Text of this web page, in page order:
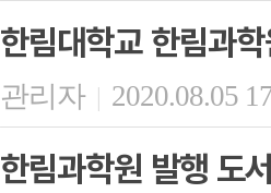
한림대학교 한림과
관리자 | 2020.08.05
한림과학원 발행 도